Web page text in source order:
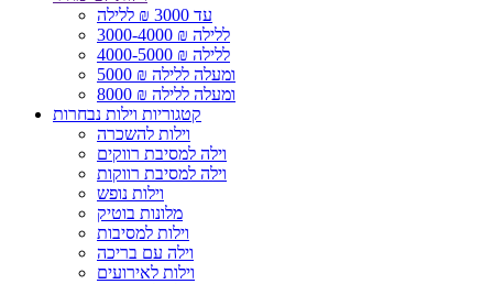
עד 3000 ₪ ללילה
3000-4000 ₪ ללילה
4000-5000 ₪ ללילה
5000 ₪ ומעלה ללילה
8000 ₪ ומעלה ללילה
קטגוריות וילות נבחרות
וילות להשכרה
וילה למסיבת רווקים
וילה למסיבת רווקות
וילות נופש
מלונות בוטיק
וילות למסיבות
וילה עם בריכה
וילות לאירועים